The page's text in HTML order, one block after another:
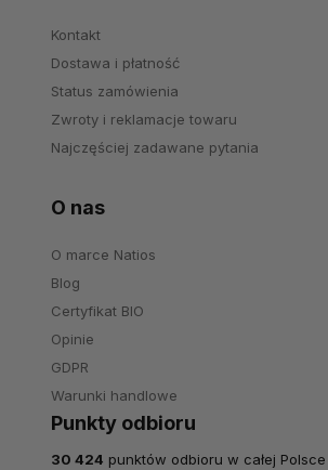
Kontakt
Dostawa i płatność
Status zamówienia
Zwroty i reklamacje towaru
Najczęściej zadawane pytania
O nas
O marce Natios
Blog
Certyfikat BIO
Opinie
GDPR
Warunki handlowe
Punkty odbioru
30 424 punktów odbioru w całej Polsce